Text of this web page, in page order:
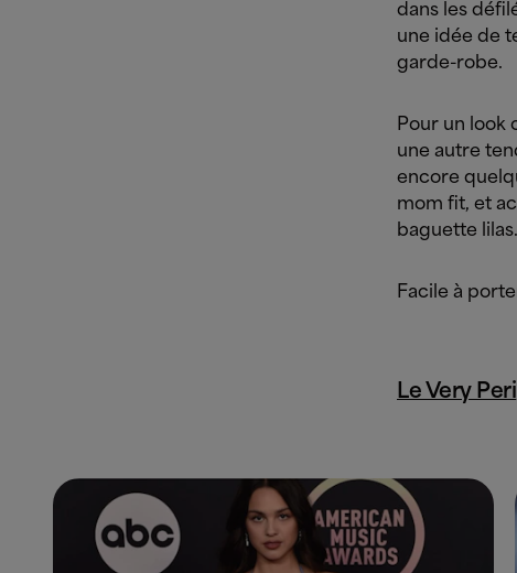
dans les
une idée de
garde-robe.
Pour un look
une autre
encore
mom fit, et
baguette lilas.
Facile à
Le Very Peri